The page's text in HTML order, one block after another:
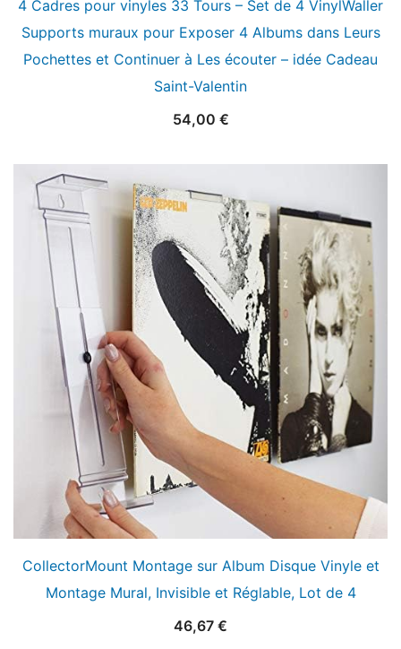
4 Cadres pour vinyles 33 Tours – Set de 4 VinylWaller
Supports muraux pour Exposer 4 Albums dans Leurs
Pochettes et Continuer à Les écouter – idée Cadeau
Saint-Valentin
54,00 €
CollectorMount Montage sur Album Disque Vinyle et
Montage Mural, Invisible et Réglable, Lot de 4
46,67 €